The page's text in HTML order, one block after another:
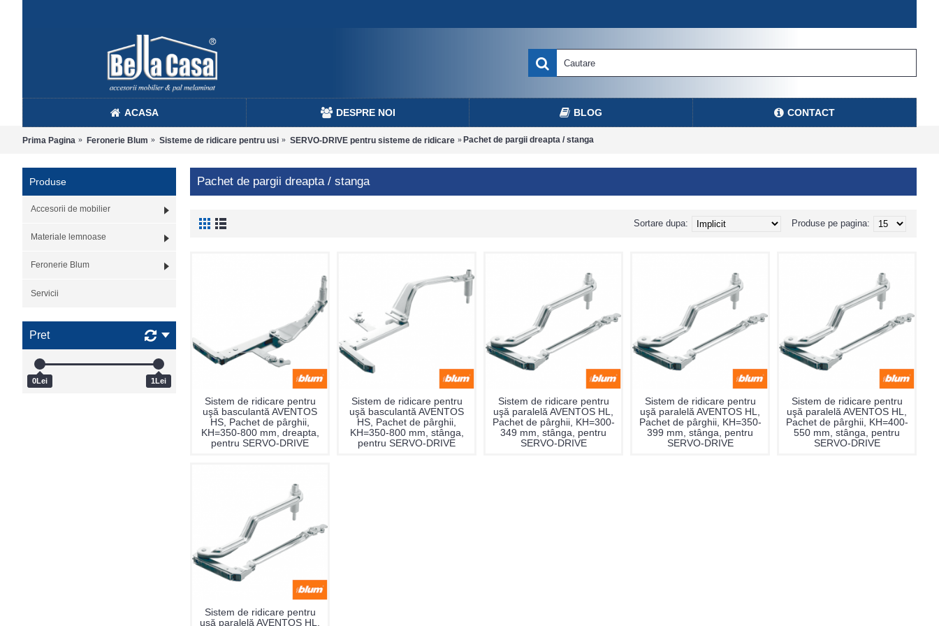
ACASA DESPRE NOI BLOG CONTACT
Prima Pagina Feronerie Blum Sisteme de ridicare pentru usi SERVO-DRIVE pentru sisteme de ridicare Pachet de pargii dreapta / stanga
Produse
Accesorii de mobilier
Materiale lemnoase
Feronerie Blum
Servicii
Pret
0Lei 1Lei
Pachet de pargii dreapta / stanga
Produse pe pagina:
Sortare dupa:
Sistem de ridicare pentru
uşă basculantă AVENTOS
HS, Pachet de pârghii,
KH=350-800 mm, dreapta,
pentru SERVO-DRIVE
Sistem de ridicare pentru
uşă basculantă AVENTOS
HS, Pachet de pârghii,
KH=350-800 mm, stânga,
pentru SERVO-DRIVE
Sistem de ridicare pentru
uşă paralelă AVENTOS HL,
Pachet de pârghii, KH=300-
349 mm, stânga, pentru
SERVO-DRIVE
Sistem de ridicare pentru
uşă paralelă AVENTOS HL,
Pachet de pârghii, KH=350-
399 mm, stânga, pentru
SERVO-DRIVE
Sistem de ridicare pentru
uşă paralelă AVENTOS HL,
Pachet de pârghii, KH=400-
550 mm, stânga, pentru
SERVO-DRIVE
Sistem de ridicare pentru
uşă paralelă AVENTOS HL,